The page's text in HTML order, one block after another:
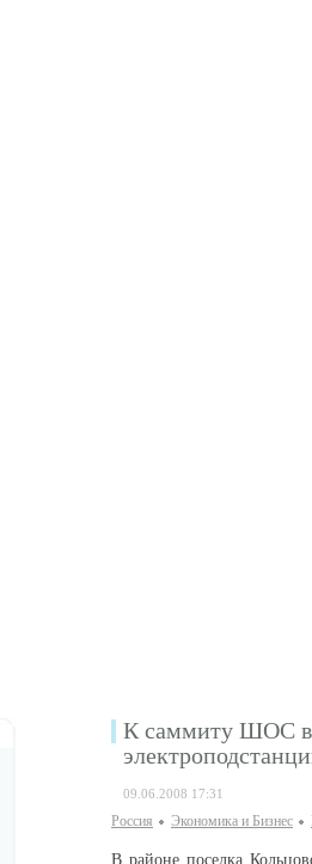
К саммиту ШОС в
09.06.2008 17:31
Россия Экономика и Бизнес
В районе поселка